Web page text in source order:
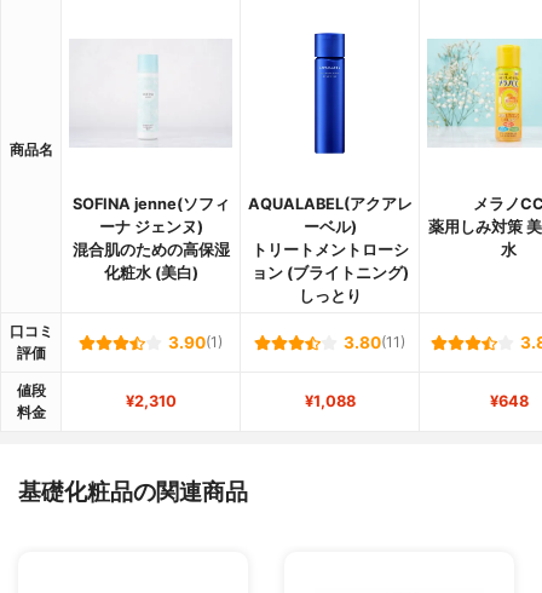
商品名
SOFINA jenne(ソフィ
ーナ ジェンヌ)
混合肌のための高保湿
化粧水 (美白)
AQUALABEL(アクアレ
ーベル)
トリートメントローシ
ョン (ブライトニング)
しっとり
メラノ
薬用しみ対策
水
口コミ
評価
3.90(1) 3.80(11)
値段
料金
¥2,310 ¥1,088 ¥648
基礎化粧品の関連商品